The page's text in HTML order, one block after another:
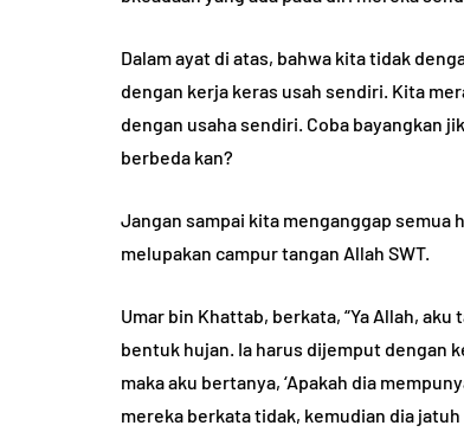
Dalam ayat di atas, bahwa kita tidak
dengan kerja keras usah sendiri. Kita
dengan usaha sendiri. Coba bayangkan
berbeda kan?
Jangan sampai kita menganggap semua
melupakan campur tangan Allah SWT.
Umar bin Khattab, berkata, “Ya Allah,
bentuk hujan. Ia harus dijemput dengan
maka aku bertanya, ‘Apakah dia
mereka berkata tidak, kemudian dia
dan Ciri Fisik
bin Khattab
August 6, 2024
Akhlak
ByAbu Umar